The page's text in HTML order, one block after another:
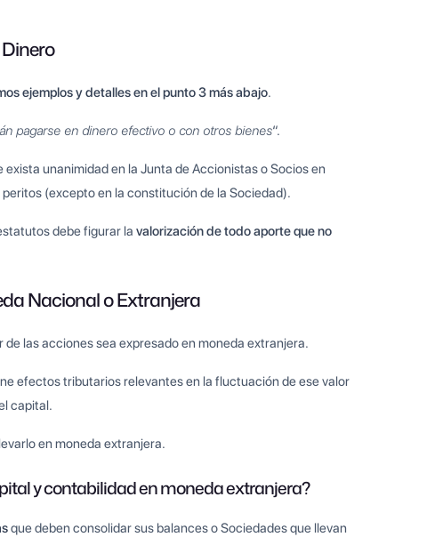
ejemplos y detalles en el punto 3 más abajo.
pagarse en dinero efectivo o con otros bienes“.
exista unanimidad en la Junta de Accionistas o Socios en
(excepto en la constitución de la Sociedad).
debe figurar lavalorización de todo aporte que no
Nacional o Extranjera
las acciones sea expresado en moneda extranjera.
efectos tributarios relevantes en la fluctuación de ese valor
capital.
en moneda extranjera.
y contabilidad en moneda extranjera?
que deben consolidar sus balances o Sociedades que llevan